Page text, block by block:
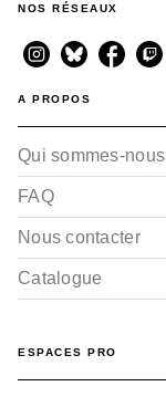
NOS RÉSEAUX
A PROPOS
Qui sommes-
FAQ
Nous contacter
Catalogue
ESPACES PRO